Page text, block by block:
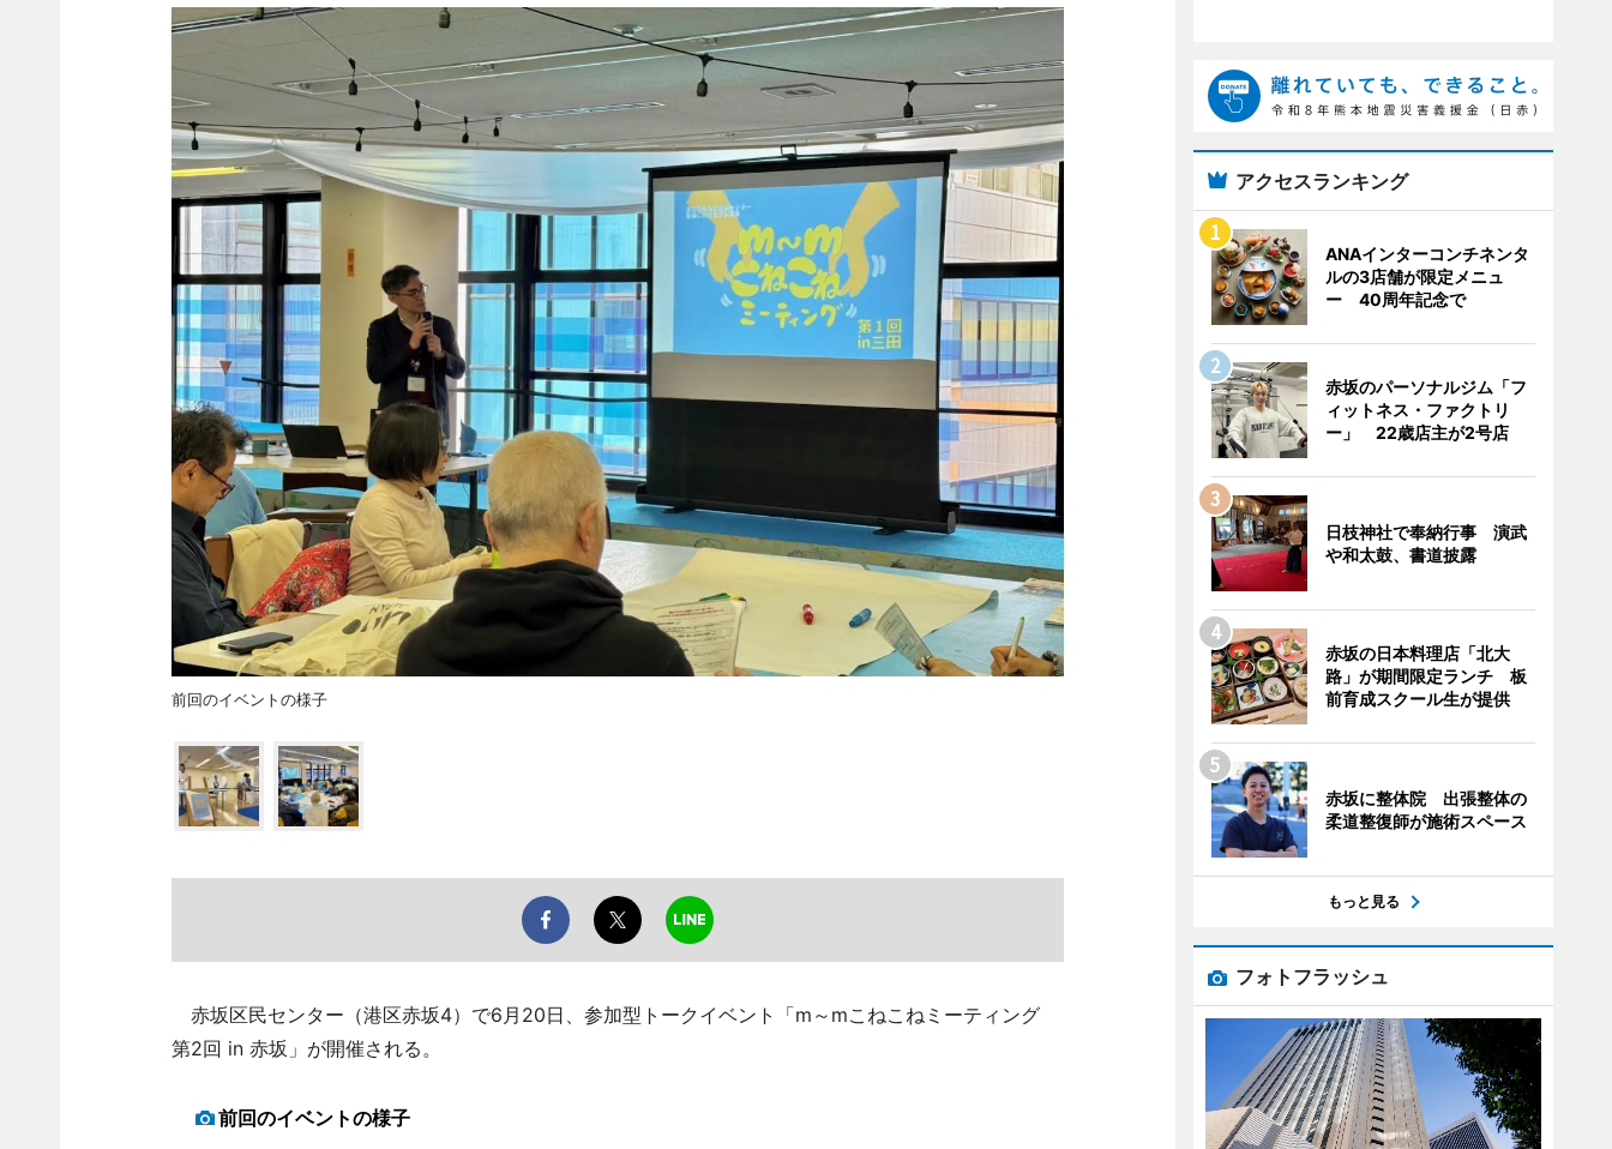
前回のイベントの様子
赤坂区民センター（港区赤坂4）で6月20日、参加型トークイベント「m～mこねこねミーティング
第2回 in 赤坂」が開催される。
前回のイベントの様子
アクセスランキング
ANAインターコンチネンタ
ルの3店舗が限定メニュ
ー 40周年記念で
赤坂のパーソナルジム「フ
ィットネス・ファクトリ
ー」 22歳店主が2号店
日枝神社で奉納行事 演武
や和太鼓、書道披露
赤坂の日本料理店「北大
路」が期間限定ランチ 板
前育成スクール生が提供
赤坂に整体院 出張整体の
柔道整復師が施術スペース
もっと見る
フォトフラッシュ